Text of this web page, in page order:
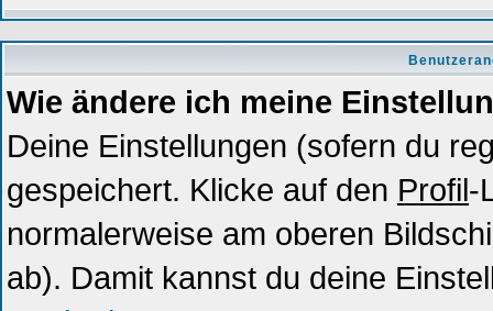
Wie ändere ich meine
Deine Einstellungen (sofern du
gespeichert. Klicke auf den Profil-
normalerweise am oberen
ab). Damit kannst du deine